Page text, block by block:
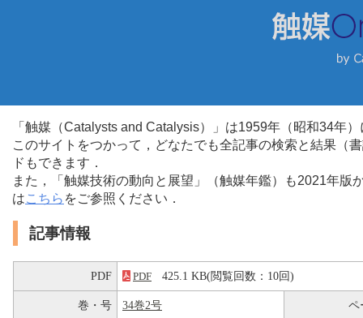
「触媒（Catalysts and Catalysis）」は1959年（昭和34年
このサイトをつかって，どなたでも全記事の検索と結果（
ドもできます．
また，「触媒技術の動向と展望」（触媒年鑑）も2021年
はこちら をご参照ください．
記事情報
PDF PDF 425.1 KB(閲覧回数：10回)
巻・号 34巻2号 ペ